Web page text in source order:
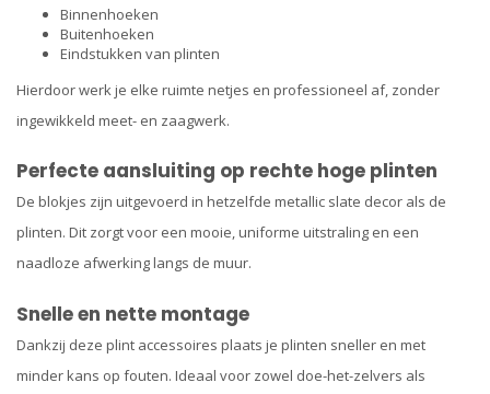
Binnenhoeken
Buitenhoeken
Eindstukken van plinten
Hierdoor werk je elke ruimte netjes en professioneel af, zonder
ingewikkeld meet- en zaagwerk.
Perfecte aansluiting op rechte hoge plinten
De blokjes zijn uitgevoerd in hetzelfde metallic slate decor als de
plinten. Dit zorgt voor een mooie, uniforme uitstraling en een
naadloze afwerking langs de muur.
Snelle en nette montage
Dankzij deze plint accessoires plaats je plinten sneller en met
minder kans op fouten. Ideaal voor zowel doe-het-zelvers als